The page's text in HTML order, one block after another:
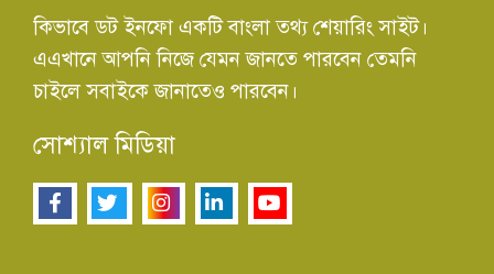
কিভাবে ডট ইনফো একটি বাংলা তথ্য শেয়ারিং সাইট।
এএখানে আপনি নিজে যেমন জানতে পারবেন তেমনি
চাইলে সবাইকে জানাতেও পারবেন।
সোশ্যাল মিডিয়া